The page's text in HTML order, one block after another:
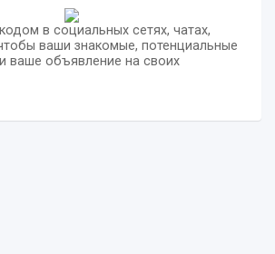
в социальных сетях, чатах,
ваши знакомые, потенциальные
ваше объявление на своих